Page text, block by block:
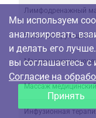
Лимфодренажный
Реабилитирующий и
Массаж нижних
Массаж медицинский
Инфузионная
Мы используем
анализировать
и делать его
вы соглашаетесь
Согласие на
Принять